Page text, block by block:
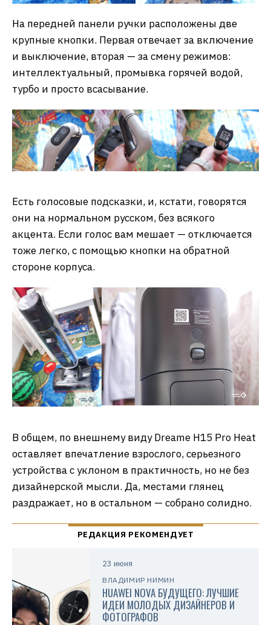
На передней панели ручки расположены две
крупные кнопки. Первая отвечает за включение
и выключение, вторая — за смену режимов:
интеллектуальный, промывка горячей водой,
турбо и просто всасывание.
Есть голосовые подсказки, и, кстати, говорятся
они на нормальном русском, без всякого
акцента. Если голос вам мешает — отключается
тоже легко, с помощью кнопки на обратной
стороне корпуса.
В общем, по внешнему виду Dreame H15 Pro Heat
оставляет впечатление взрослого, серьезного
устройства с уклоном в практичность, но не без
дизайнерской мысли. Да, местами глянец
раздражает, но в остальном — собрано солидно.
23 июня
ВЛАДИМИР НИМИН
HUAWEI NOVA БУДУЩЕГО: ЛУЧШИЕ
ИДЕИ МОЛОДЫХ ДИЗАЙНЕРОВ И
ФОТОГРАФОВ